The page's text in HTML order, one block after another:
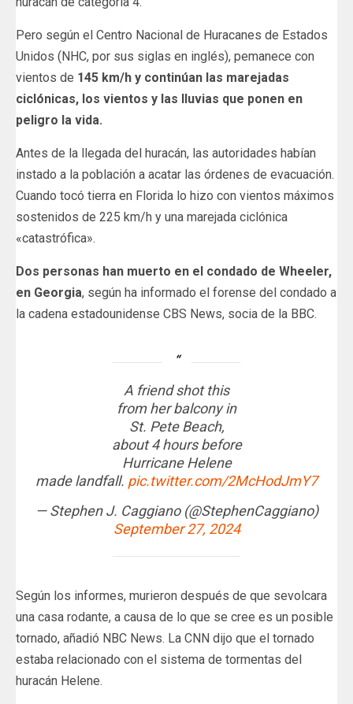
Pero según el Centro Nacional de Huracanes de Estados
Unidos (NHC, por sus siglas en inglés), pemanece con
vientos de 145 km/h y continúan las marejadas
ciclónicas, los vientos y las lluvias que ponen en
peligro la vida.
Antes de la llegada del huracán, las autoridades habían
instado a la población a acatar las órdenes de evacuación.
Cuando tocó tierra en Florida lo hizo con vientos máximos
sostenidos de 225 km/h y una marejada ciclónica
«catastrófica».
Dos personas han muerto en el condado de Wheeler,
en Georgia, según ha informado el forense del condado a
la cadena estadounidense CBS News, socia de la BBC.
A friend shot this
from her balcony in
St. Pete Beach,
about 4 hours before
Hurricane Helene
made landfall. pic.twitter.com/2McHodJmY7
— Stephen J. Caggiano (@StephenCaggiano)
September 27, 2024
Según los informes, murieron después de que sevolcara
una casa rodante, a causa de lo que se cree es un posible
tornado, añadió NBC News. La CNN dijo que el tornado
estaba relacionado con el sistema de tormentas del
huracán Helene.